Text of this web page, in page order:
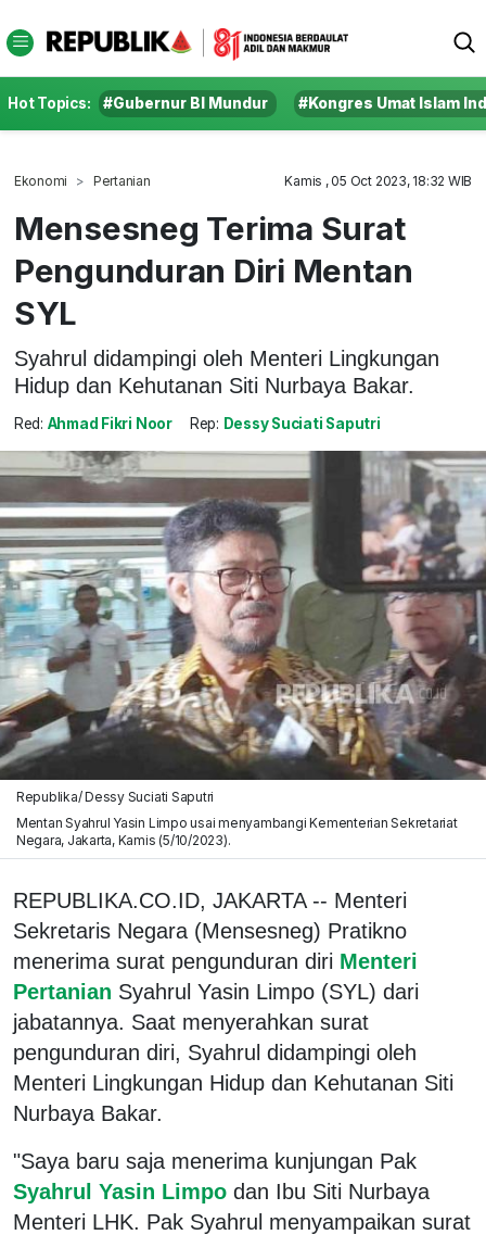
Hot Topics: #Gubernur BI Mundur #Kongres Umat Islam
Ekonomi Pertanian Kamis , 05 Oct 2023, 18:32 WIB
Mensesneg Terima Surat
Pengunduran Diri Mentan
SYL
Syahrul didampingi oleh Menteri Lingkungan
Hidup dan Kehutanan Siti Nurbaya Bakar.
Red: Ahmad Fikri Noor Rep: Dessy Suciati Saputri
Republika/ Dessy Suciati Saputri
Mentan Syahrul Yasin Limpo usai menyambangi Kementerian Sekretariat
Negara, Jakarta, Kamis (5/10/2023).
REPUBLIKA.CO.ID, JAKARTA -- Menteri
Sekretaris Negara (Mensesneg) Pratikno
menerima surat pengunduran diri Menteri
Pertanian Syahrul Yasin Limpo (SYL) dari
jabatannya. Saat menyerahkan surat
pengunduran diri, Syahrul didampingi oleh
Menteri Lingkungan Hidup dan Kehutanan Siti
Nurbaya Bakar.
"Saya baru saja menerima kunjungan Pak
Syahrul Yasin Limpo dan Ibu Siti Nurbaya
Menteri LHK. Pak Syahrul menyampaikan surat